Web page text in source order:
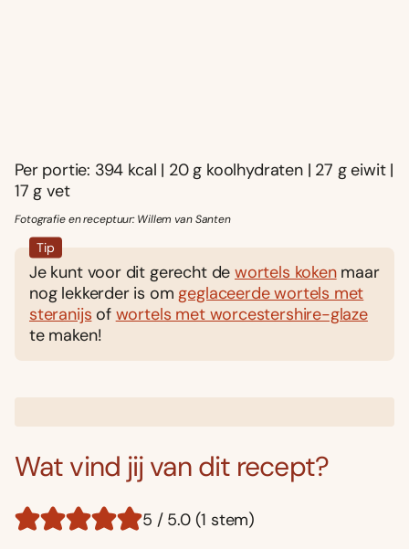
Per portie: 394 kcal | 20 g koolhydraten | 27 g eiwit |
17 g vet
Fotografie en receptuur: Willem van Santen
Tip
Je kunt voor dit gerecht de wortels kokenmaar
nog lekkerder is om geglaceerde wortels met
steranijs of wortels met worcestershire-glaze
te maken!
Wat vind jij van dit recept?
5 / 5.0 (1 stem)